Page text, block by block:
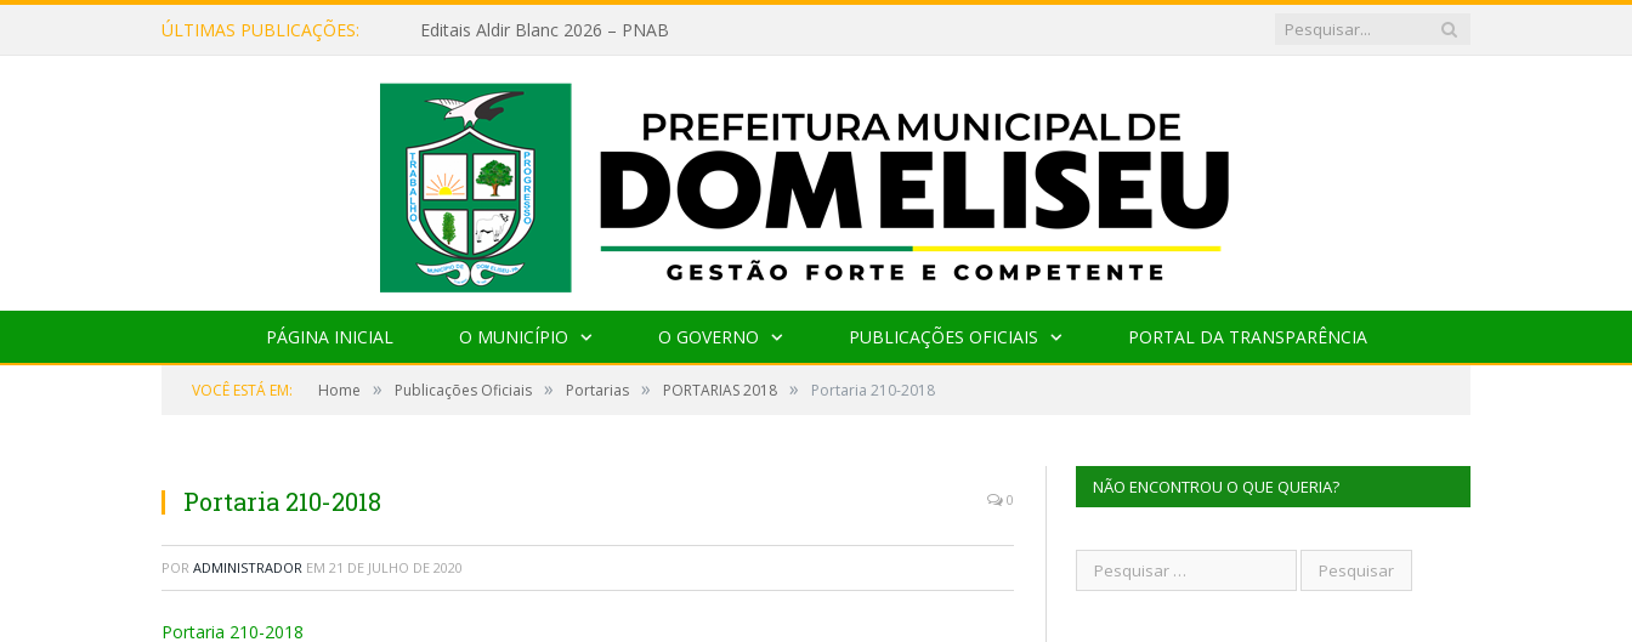
ÚLTIMAS PUBLICAÇÕES: Editais Aldir Blanc 2026 – PNAB
PÁGINA INICIAL O MUNICÍPIO O GOVERNO PUBLICAÇÕES OFICIAIS PORTAL DA TRANSPARÊNCIA
VOCÊ ESTÁ EM: Home » Publicações Oficiais » Portarias » PORTARIAS 2018 » Portaria 210-2018
Portaria 210-2018 0
POR ADMINISTRADOR EM 21 DE JULHO DE 2020
Portaria 210-2018
NÃO ENCONTROU O QUE QUERIA?